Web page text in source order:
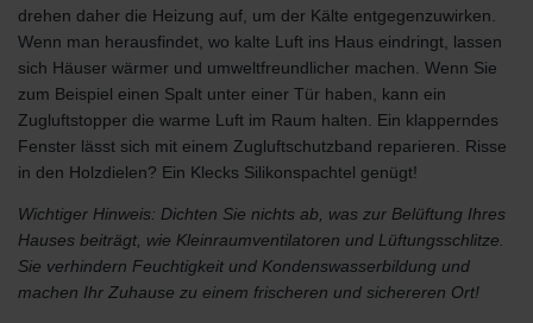
drehen daher die Heizung auf, um der Kälte entgegenzuwirken.
Wenn man herausfindet, wo kalte Luft ins Haus eindringt, lassen
sich Häuser wärmer und umweltfreundlicher machen. Wenn Sie
zum Beispiel einen Spalt unter einer Tür haben, kann ein
Zugluftstopper die warme Luft im Raum halten. Ein klapperndes
Fenster lässt sich mit einem Zugluftschutzband reparieren. Risse
in den Holzdielen? Ein Klecks Silikonspachtel genügt!
Wichtiger Hinweis: Dichten Sie nichts ab, was zur Belüftung Ihres
Hauses beiträgt, wie Kleinraumventilatoren und Lüftungsschlitze.
Sie verhindern Feuchtigkeit und Kondenswasserbildung und
machen Ihr Zuhause zu einem frischeren und sichereren Ort!